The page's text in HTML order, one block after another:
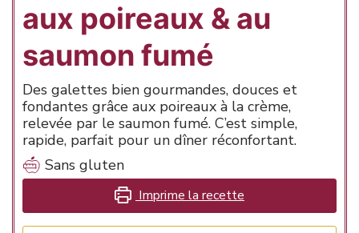
aux poireaux & au
saumon fumé
Des galettes bien gourmandes, douces et
fondantes grâce aux poireaux à la crème,
relevée par le saumon fumé. C’est simple,
rapide, parfait pour un dîner réconfortant.
Sans gluten
Imprime la recette